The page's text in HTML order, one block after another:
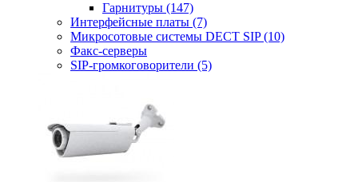
Гарнитуры (147)
Интерфейсные платы (7)
Микросотовые системы DECT SIP(10)
Факс-серверы
SIP-громкоговорители (5)